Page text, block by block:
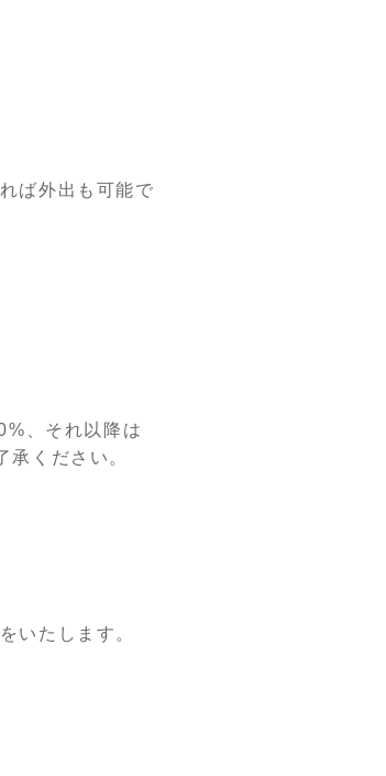
ば外出も可能で
、それ以降は
ください。
いたします。